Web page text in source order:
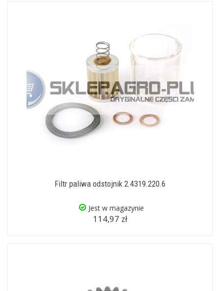
Filtr paliwa odstojnik 2.4319.220.6
Jest w magazynie
114,97 zł